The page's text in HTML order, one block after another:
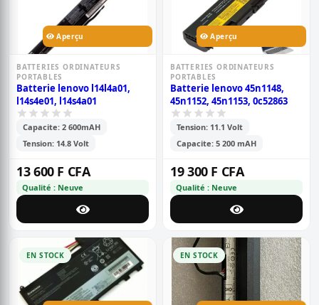
Aperçu
BATTERIES ORDINATEURS
PORTABLES
Batterie lenovo l14l4a01,
l14s4e01, l14s4a01
Capacite: 2 600mAH
Tension: 14.8 Volt
13 600 F CFA
Qualité : Neuve
Aperçu
BATTERIES ORDINATEURS
PORTABLES
Batterie lenovo 45n1148,
45n1152, 45n1153, 0c52863
Tension: 11.1 Volt
Capacite: 5 200 mAH
19 300 F CFA
Qualité : Neuve
EN STOCK EN STOCK